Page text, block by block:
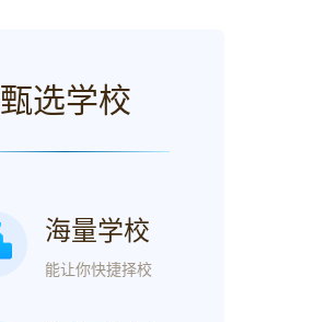
甄选学校
海量学校
能让你快捷择校